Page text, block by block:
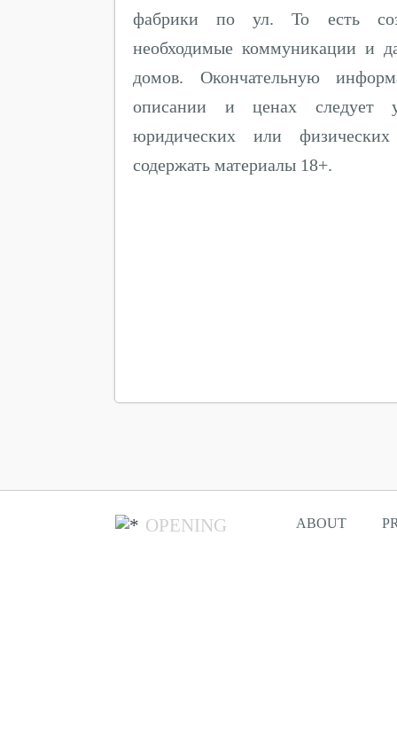
фабрики по ул. То есть
необходимые коммуникации и
домов. Окончательную
описании и ценах следует
юридических или
содержать материалы 18+.
OPENING ABOUT